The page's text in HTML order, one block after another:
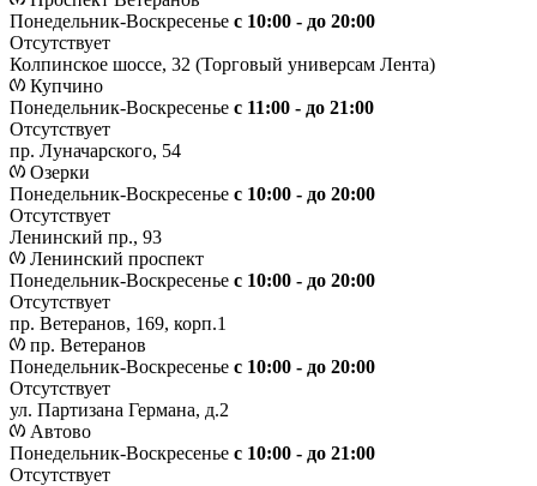
Понедельник-Воскресенье с 10:00 - до 20:00
Отсутствует
Колпинское шоссе, 32 (Торговый универсам Лента)
Купчино
Понедельник-Воскресенье с 11:00 - до 21:00
Отсутствует
пр. Луначарского, 54
Озерки
Понедельник-Воскресенье с 10:00 - до 20:00
Отсутствует
Ленинский пр., 93
Ленинский проспект
Понедельник-Воскресенье с 10:00 - до 20:00
Отсутствует
пр. Ветеранов, 169, корп.1
пр. Ветеранов
Понедельник-Воскресенье с 10:00 - до 20:00
Отсутствует
ул. Партизана Германа, д.2
Автово
Понедельник-Воскресенье с 10:00 - до 21:00
Отсутствует